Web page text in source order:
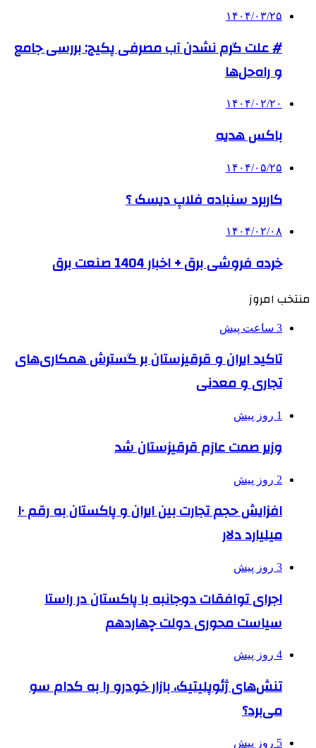
۱۴۰۴/۰۳/۲۵
# علت گرم نشدن آب مصرفی پکیج: بررسی جامع
و راه‌حل‌ها
۱۴۰۴/۰۲/۲۰
باکس هدیه
۱۴۰۴/۰۵/۲۵
کاربرد سنباده فلاپ دیسک ؟
۱۴۰۴/۰۲/۰۸
خرده فروشی برق + اخبار 1404 صنعت برق
منتخب امروز
3 ساعت پیش
تاکید ایران و قرقیزستان بر گسترش همکاری‌های
تجاری و معدنی
1 روز پیش
وزیر صمت عازم قرقیزستان شد
2 روز پیش
افزایش حجم تجارت بین ایران و پاکستان به رقم ۱۰
میلیارد دلار
3 روز پیش
اجرای توافقات دوجانبه با پاکستان در راستا
سیاست محوری دولت چهاردهم
4 روز پیش
تنش‌های ژئوپلیتیک، بازار خودرو را به کدام سو
می‌برد؟
5 روز پیش